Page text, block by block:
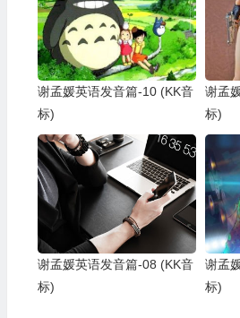
谢孟媛英语发音篇-10 (KK音
标)
谢孟
标)
谢孟媛英语发音篇-08 (KK音
标)
谢孟
标)